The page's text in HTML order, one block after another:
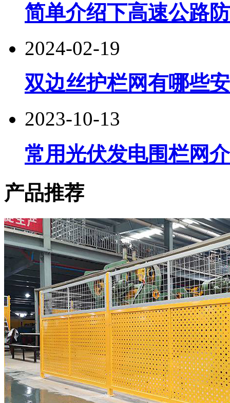
简单介绍下高速公路
2024-02-19
双边丝护栏网有哪些
2023-10-13
常用光伏发电围栏网
产品推荐